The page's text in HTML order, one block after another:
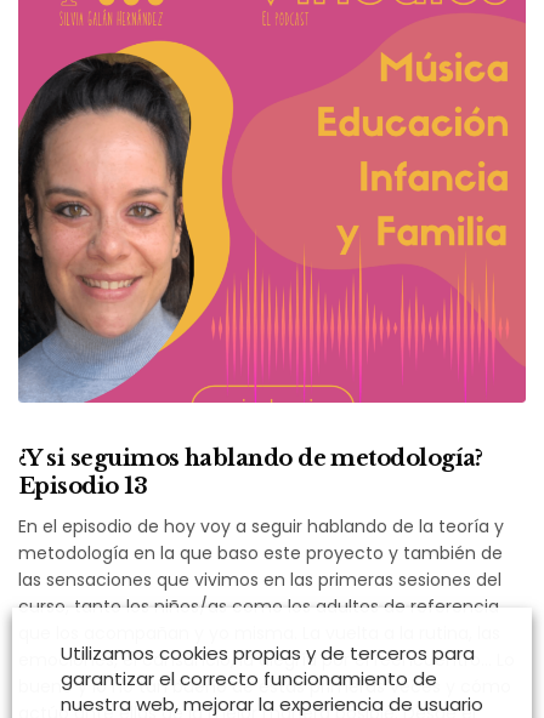
¿Y si seguimos hablando de metodología?
Episodio 13
En el episodio de hoy voy a seguir hablando de la teoría y
metodología en la que baso este proyecto y también de
las sensaciones que vivimos en las primeras sesiones del
curso, tanto los niños/as como los adultos de referencia
emociones, el cansancio, la alegría por el reencuentro… Lo
bueno y lo no tan bueno de estas primeras veces y cómo
actúo ante ellas de la mejor manera posible. Desde el
Utilizamos cookies propias y de terceros para
garantizar el correcto funcionamiento de
nuestra web, mejorar la experiencia de usuario